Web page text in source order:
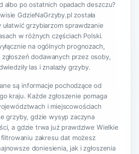
albo po ostatnich opadach deszczu?
GdzieNaGrzyby.pl została
grzybiarzom sprawdzanie
w różnych częściach Polski.
na ogólnych prognozach,
dodawanych przez osoby,
las i znalazły grzyby.
są informacje pochodzące od
kraju. Każde zgłoszenie pomaga
i miejscowościach
grzyby, gdzie wysyp zaczyna
a gdzie trwa już prawdziwe Wielkie
zakresu dat możesz
doniesienia, jak i zgłoszenia